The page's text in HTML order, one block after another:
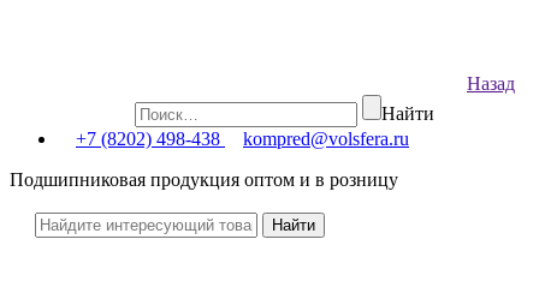
Назад
Найти
+7 (8202) 498-438
kompred@volsfera.ru
Подшипниковая продукция оптом и в розницу